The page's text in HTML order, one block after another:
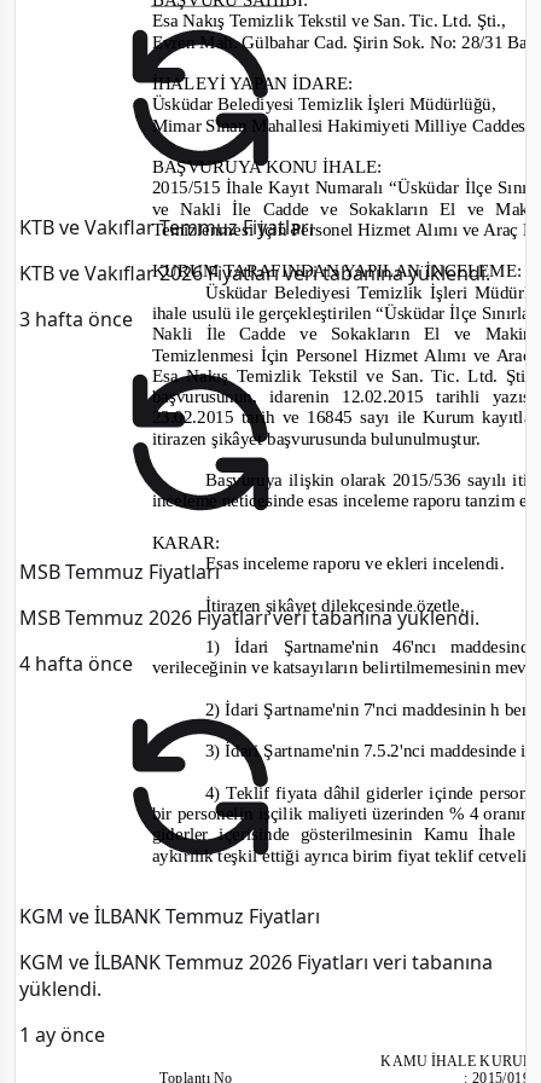
KTB ve Vakıflar Temmuz Fiyatları
KTB ve Vakıflar 2026 Fiyatları veri tabanına yüklendi.
3 hafta önce
MSB Temmuz Fiyatları
MSB Temmuz 2026 Fiyatları veri tabanına yüklendi.
4 hafta önce
KGM ve İLBANK Temmuz Fiyatları
KGM ve İLBANK Temmuz 2026 Fiyatları veri tabanına
yüklendi.
1 ay önce
Esa Nakış Temizlik Tekstil ve San. Tic. Ltd. Şti.,
Evren Mah.Gülbahar Cad. Şirin Sok. No: 28/31
İHALEYİ YAPAN İDARE:
Üsküdar Belediyesi Temizlik İşleri Müdürlüğü,
Mimar Sinan Mahallesi Hakimiyeti Milliye
BAŞVURUYA KONU İHALE:
2015/515İhale Kayıt Numaralı “Üsküdar İlçe
ve Nakli İle Cadde ve Sokakların El ve
Temizlenmesi İçin Personel Hizmet Alımı ve Araç
KURUM TARAFINDAN YAPILAN İNCELEME:
Üsküdar Belediyesi Temizlik İşleri
ihale usulüile gerçekleştirilen “Üsküdar İlçe
Nakli İle Cadde ve Sokakların El ve
Temizlenmesi İçin Personel Hizmet Alımı ve
Esa Nakış Temizlik Tekstil ve San. Tic. Ltd. Şti.
başvurusunun, idarenin 12.02.2015tarihli
23.02.2015 tarih ve 16845sayı ile Kurum
itirazen şikâyet başvurusunda bulunulmuştur.
Başvuruya ilişkin olarak 2015/536 sayılı
inceleme neticesinde esas inceleme raporutanzim
KARAR:
Esas inceleme raporu ve ekleri incelendi.
İtirazen şikâyet dilekçesinde özetle,
1) İdari Şartname'nin 46'ncı
verileceğinin ve katsayıların belirtilmemesinin
2) İdari Şartname'nin 7'nci maddesinin h
3) İdari Şartname'nin 7.5.2'nci maddesinde
4) Teklif fiyata dâhil giderler içinde
bir personelin işçilik maliyeti üzerinden % 4
giderler içerisinde gösterilmesinin Kamu İhale
aykırılık teşkil ettiği ayrıca birim fiyat teklif
KAMU İHALE
ToplantıNo :2015/019